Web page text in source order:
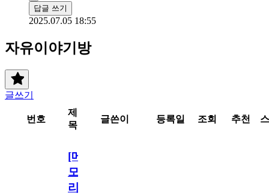
답글 쓰기
2025.07.05 18:55
자유이야기방
글쓰기
번호
제
목
글쓴이 등록일 조회 추천
[메
모
리